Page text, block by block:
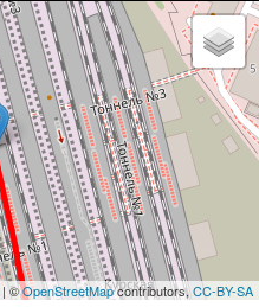
| ©OpenStreetMapcontributors,CC-BY-SA